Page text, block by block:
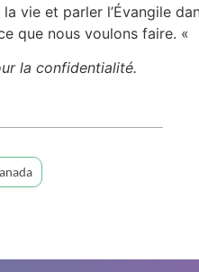
vie et parler l’Évangile
que nous voulons faire. «
la confidentialité.